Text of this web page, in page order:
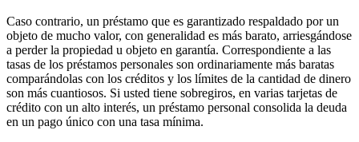
Caso contrario, un préstamo que es garantizado respaldado por un
objeto de mucho valor, con generalidad es más barato, arriesgándose
a perder la propiedad u objeto en garantía. Correspondiente a las
tasas de los préstamos personales son ordinariamente más baratas
comparándolas con los créditos y los límites de la cantidad de dinero
son más cuantiosos. Si usted tiene sobregiros, en varias tarjetas de
crédito con un alto interés, un préstamo personal consolida la deuda
en un pago único con una tasa mínima.